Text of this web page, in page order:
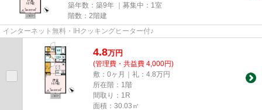
築年数：築9年 ｜募集中： 1室
階数：2階建
インターネット無料・IHクッキングヒーター付♪
4.8万円
(管理費・共益費 4,000円)
敷：0ヶ月｜礼：4.8万円
所在階：1階
間取り：1R
面積：30.03㎡